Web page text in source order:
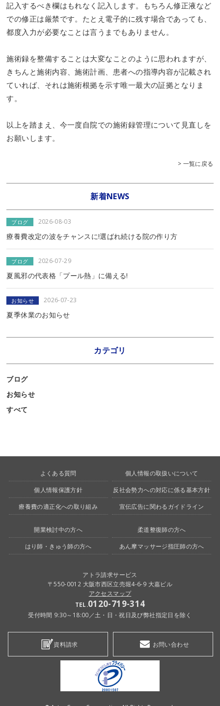
記入するべき欄はもれなく記入します。もちろん修正液など
での修正は厳禁です。たとえ電子的に残す場合であっても、
都度入力が必要なことは言うまでもありません。
施術録を整備することは大変なことのように思われますが、
きちんと施術内容、施術計画、患者への指導内容が記載され
ていれば、それは施術根拠を示す唯一最大の証拠となりま
す。
以上を踏まえ、今一度自院での施術録管理について見直しを
お願いします。
> 一覧に戻る
新着NEWS
ブログ 2026-08-03
療養費改定の波をチャンスに!選ばれ続ける院の作り方
ブログ 2026-07-29
夏風邪の代表格「プール熱」に備える!
お知らせ 2026-07-23
夏季休業のお知らせ
カテゴリ
ブログ
お知らせ
すべて
よくある質問 個人情報の取扱いについて
個人情報保護方針 反社会勢力への対応に係る基本方針
療養費の適正化への取り組み 宣伝広告に関わるガイドライン
開業検討中の方へ 柔道整復師の方へ
はり師・きゅう師の方へ あん摩マッサージ指圧師の方へ
アトラ請求サービス
〒550-0012 大阪市西区立売堀4-6-9 大嘉ビル
アクセスマップ
TEL.0120-719-314
受付時間 9:30～18:00／土・日・祝日及び弊社指定日を除く
資料請求 お問い合わせ